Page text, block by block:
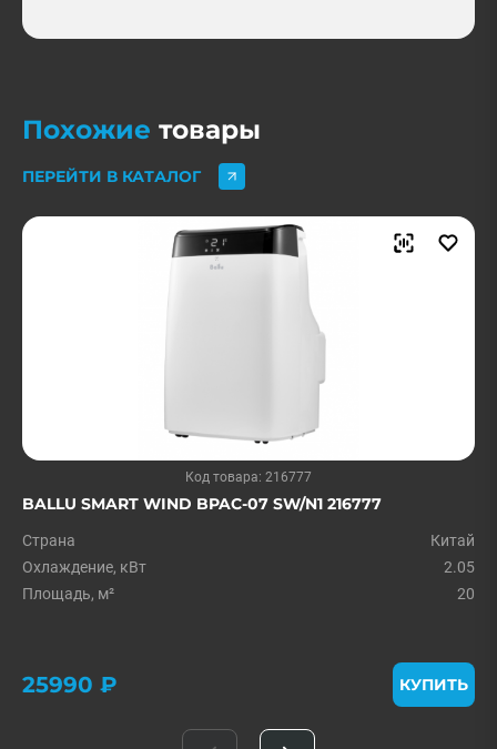
Похожие товары
ПЕРЕЙТИ В КАТАЛОГ
Код товара: 216777
BALLU SMART WIND BPAC-07 SW/N1 216777
Страна
Китай
Охлаждение, кВт
2.05
Площадь, м²
20
25990 ₽ КУПИТЬ